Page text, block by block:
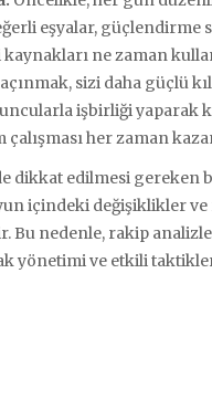
eşyalar,
ne zaman
sizi daha güçlü
işbirliği yaparak
çalışması her zaman
dikkat edilmesi gereken
içindeki değişiklikler
Bu nedenle, rakip
yönetimi ve etkili